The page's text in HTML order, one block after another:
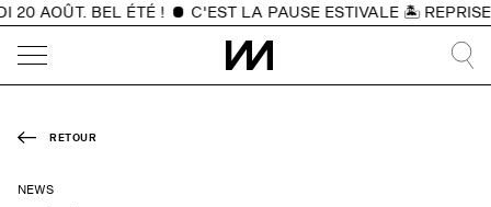
AOÛT. BEL ÉTÉ ! C'EST LA PAUSE ESTIVALE 🏝️ REPRISE
RETOUR
NEWS